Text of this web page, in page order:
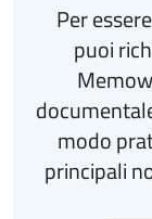
Per
puoi
modo
principali